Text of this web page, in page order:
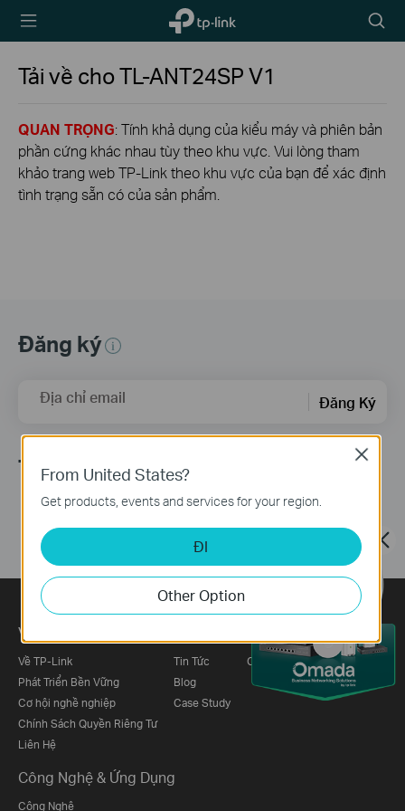
TP-Link,
Reliably
Biểu
tượng
Tải về choTL-ANT24SPV1
QUAN TRỌNG: Tính khả dụng của kiểu máy và phiên bản
phần cứng khác nhau tùy theo khu vực. Vui lòng tham
khảo trang web TP-Link theo khu vực của bạn để xác định
tình trạng sẵn có của sản phẩm.
Đăng ký
Địa chỉ email Đăng Ký
Theo dõi chúng tôi
Về chúng tôi
Về TP-Link
Phát Triển Bền Vững
Cơ hội nghề nghiệp
Chính Sách Quyền Riêng Tư
Liên Hệ
Tin Tức
Blog
Case Study
Chương Trình Đối Tác
Công Nghệ & Ứng Dụng
Công Nghệ
From United States?
Get products, events and services for your region.
ĐI
Other Option
Close